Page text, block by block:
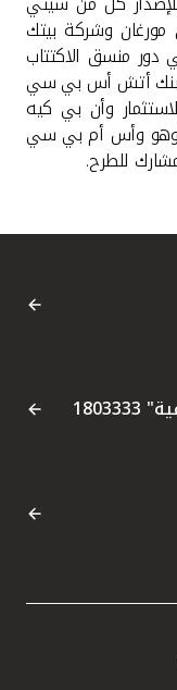
وشركة بيتك
دور منسق الاكتتاب
أتش أس بي سي
وأن بي كيه
وأس أم بي سي
للطرح.